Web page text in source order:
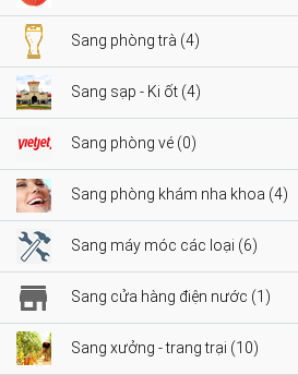
Sang phòng trà (4)
Sang sạp - Ki ốt (4)
Sang phòng vé (0)
Sang phòng khám nha khoa (4)
Sang máy móc các loại (6)
Sang cửa hàng điện nước (1)
Sang xưởng - trang trại (10)